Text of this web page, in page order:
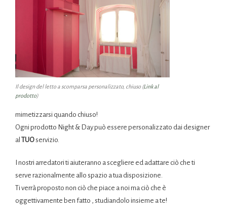
Il design del letto a scomparsa personalizzato, chiuso (Link al
prodotto)
mimetizzarsi quando chiuso!
Ogni prodotto Night & Day può essere personalizzato dai designer
al TUOservizio.
I nostri arredatori ti aiuteranno a scegliere ed adattare ciò che ti
serve razionalmente allo spazio a tua disposizione.
Ti verrà proposto non ciò che piace a noi ma ciò che è
oggettivamente ben fatto , studiandolo insieme a te!